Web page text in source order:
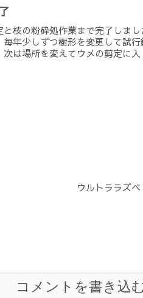
枝の粉砕処作業まで完了しま
毎年少しずつ樹形を変更して試
次は場所を変えてウメの剪定に
ウルトララズ
コメントを書き込